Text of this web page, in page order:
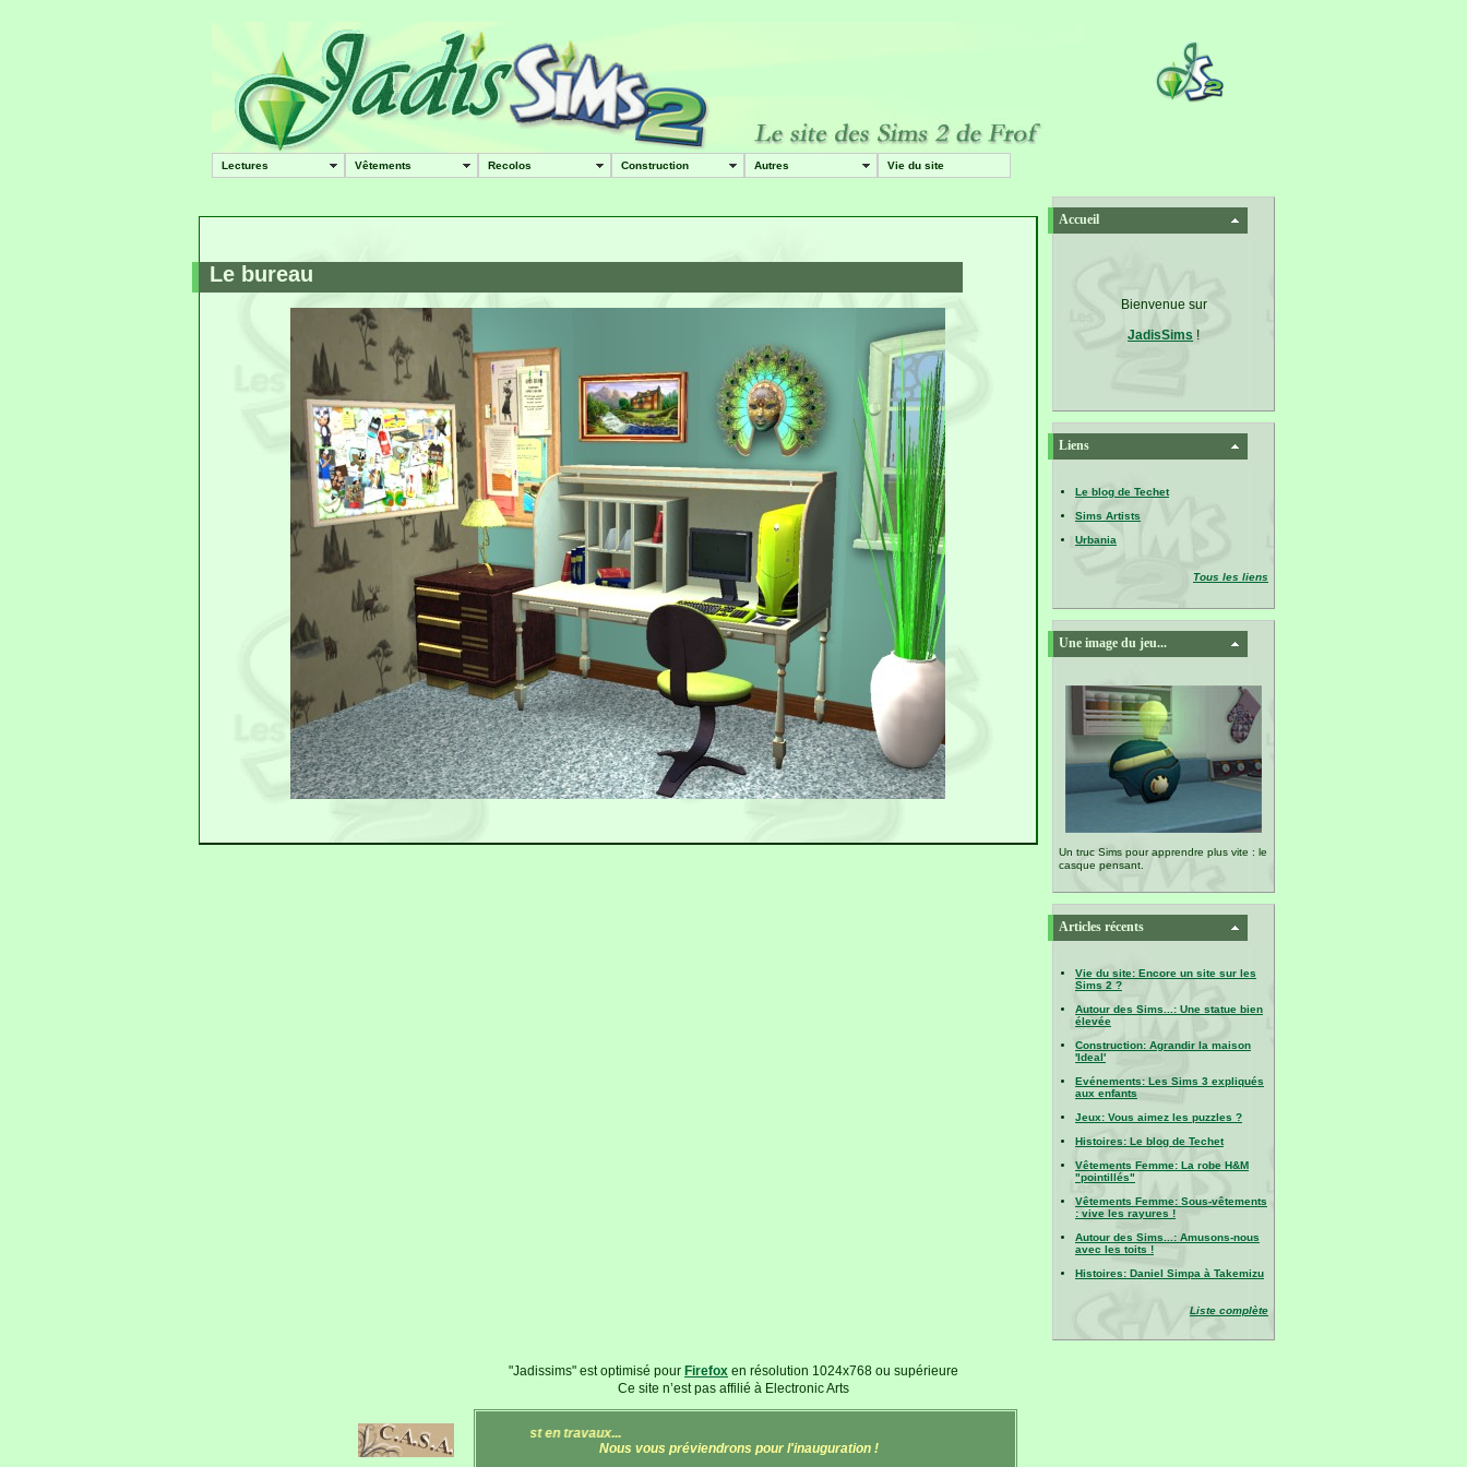
Lectures Vêtements Recolos Construction Autres Vie du site
Accueil
Bienvenue sur
JadisSims !
Liens
Le blog de Techet
Sims Artists
Urbania
Tous les liens
Une image du jeu...
Un truc Sims pour apprendre plus vite : le
casque pensant.
Articles récents
Vie du site: Encore un site sur les
Sims 2 ?
Autour des Sims...: Une statue bien
élevée
Construction: Agrandir la maison
'Ideal'
Evénements: Les Sims 3 expliqués
aux enfants
Jeux: Vous aimez les puzzles ?
Histoires: Le blog de Techet
Vêtements Femme: La robe H&M
"pointillés"
Vêtements Femme: Sous-vêtements
: vive les rayures !
Autour des Sims...: Amusons-nous
avec les toits !
Histoires: Daniel Simpa à Takemizu
Liste complète
Le bureau
"Jadissims" est optimisé pour Firefox en résolution 1024x768 ou supérieure
Ce site n’est pas affilié à Electronic Arts
Jadissims est en travaux...
Nous vous préviendrons pour l'inauguration !